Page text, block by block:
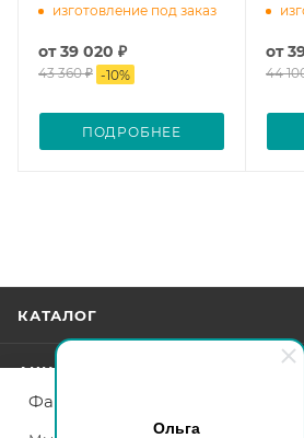
Ольга
изготовление под заказ
от39 020 ₽
43 360 ₽ -10%
ПОДРОБНЕЕ
от
44
КАТАЛОГ
АКЦИИ
Файлы cookie